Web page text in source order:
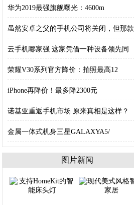
华为2019最强旗舰曝光：4600m
虽然安卓之父的手机公司将关闭，但那款
云手机哪家强 这家凭借一种设备领先同
荣耀V30系列官方降价：拍照最高12
iPhone再降价！最多降2300元
诺基亚重返手机市场 原来真相是这样？
金属一体式机身三星GALAXYA5/
图片新闻